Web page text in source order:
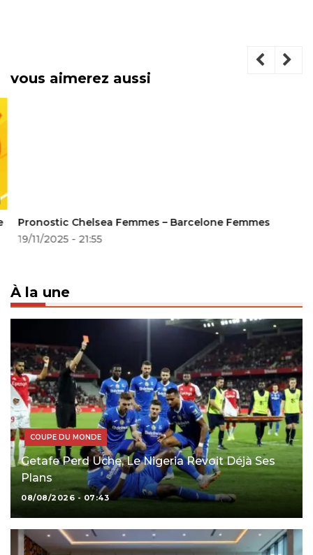
vous aimerez aussi
Pronostic Chelsea Femmes – Barcelone Femmes
19/11/2025 - 21:55
À la une
COUPE DU MONDE
Getafe Perd Uche, Le Nigeria Revoit Déjà Ses
Plans
08/08/2026 - 07:43